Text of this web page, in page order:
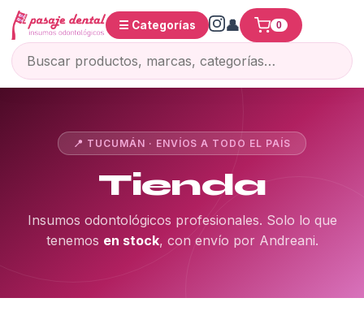
☰ Categorías 0
📍 TUCUMÁN · ENVÍOS A TODO EL PAÍS
Tienda
Insumos odontológicos profesionales. Solo lo que
tenemos en stock, con envío por Andreani.